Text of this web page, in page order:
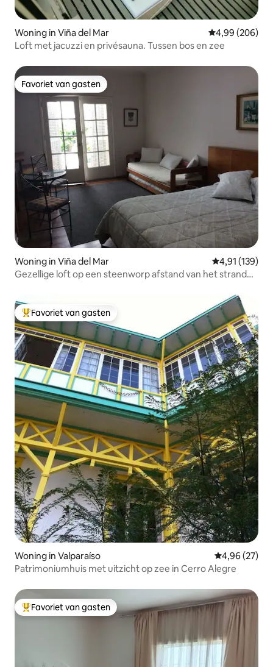
Woning in Viña del Mar Gemiddelde
4,99 (206)
Loft met jacuzzi en privésauna. Tussen bos en zee
Favoriet van gasten
Favoriet van gasten
Woning in Viña del Mar Gemiddelde
4,91 (139)
Gezellige loft op een steenworp afstand van het strand
Topfavoriet van gasten
Favoriet van gasten
Woning in Valparaíso Gemiddelde
4,96 (27)
Patrimoniumhuis met uitzicht op zee in Cerro Alegre
Topfavoriet van gasten
Favoriet van gasten